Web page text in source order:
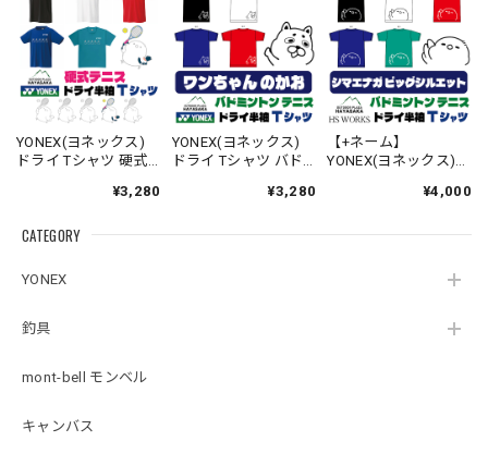
CATEGORY
YONEX
釣具
mont-bell モンベル
キャンバス
YONEX(ヨネックス)
ドライ Tシャツ 硬式
イン】【シマエナ
【16500】【LINE-
¥3,280
YONEX(ヨネックス)
ドライ Tシャツ バド
ンちゃんのかお】
料】
¥3,280
【+ネーム】
YONEX(ヨネックス)
ミントン テニス 【ビ
【シマエナガのか
¥4,000